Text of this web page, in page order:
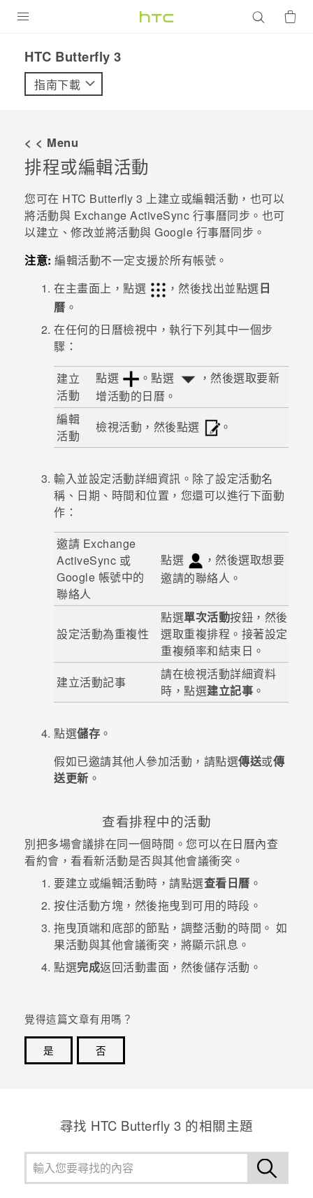
VIVE
配件
優惠專區
企業採購
VIVELAND
HTC Butterfly 3‎
指南下載
< < Menu
排程或編輯活動
您可在 HTC Butterfly 3 上建立或編輯活動，也可以
將活動與 Exchange ActiveSync 行事曆同步。 也可
以建立、修改並將活動與 Google 行事曆同步。
注意: 編輯活動不一定支援於所有帳號。
在主畫面上，點選 ，然後找出並點選日
曆 。
在任何的日曆檢視中，執行下列其中一個步
驟：
建立
活動
點選 。點選
，然後選取要新
增活動的日曆。
編輯
活動
檢視活動，然後點選 。
輸入並設定活動詳細資訊。除了設定活動名
稱、日期、時間和位置，您還可以進行下面動
作：
邀請 Exchange
ActiveSync 或
Google 帳號中的
聯絡人
點選
，然後選取想要
邀請的聯絡人。
設定活動為重複性
點選單次活動按鈕，然後
選取重複排程。接著設定
重複頻率和結束日。
建立活動記事
請在檢視活動詳細資料
時，點選建立記事 。
點選儲存 。
假如已邀請其他人參加活動，請點選傳送或傳
送更新 。
查看排程中的活動
別把多場會議排在同一個時間。您可以在日曆內查
看約會，看看新活動是否與其他會議衝突。
要建立或編輯活動時，請點選查看日曆 。
按住活動方塊，然後拖曳到可用的時段。
拖曳頂端和底部的節點，調整活動的時間。 如
果活動與其他會議衝突，將顯示訊息。
點選完成返回活動畫面，然後儲存活動。
覺得這篇文章有用嗎？
是
否
尋找 HTC Butterfly 3 的相關主題